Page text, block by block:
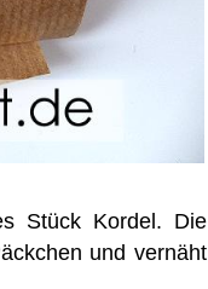
Stück Kordel. Die
und vernäht